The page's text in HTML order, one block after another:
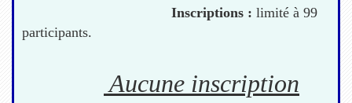
Inscriptions : limité à 99
participants.
Aucune inscription